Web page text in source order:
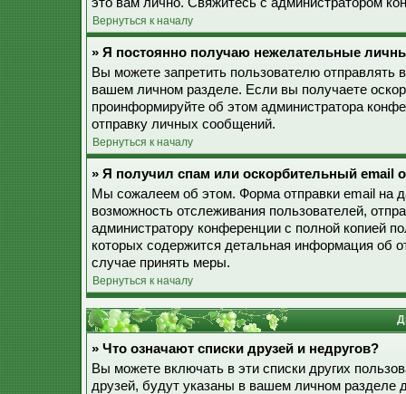
Вернуться к началу
» Я постоянно получаю нежелательные
Вы можете запретить пользователю
вашем личном разделе. Если вы получаете
проинформируйте об этом администратора
отправку личных сообщений.
Вернуться к началу
» Я получил спам или оскорбительный email
Мы сожалеем об этом. Форма отправки email на
возможность отслеживания пользователей,
администратору конференции с полной копией
которых содержится детальная информация об
случае принять меры.
Вернуться к началу
» Что означают списки друзей и недругов?
Вы можете включать в эти списки других
друзей, будут указаны в вашем личном разделе